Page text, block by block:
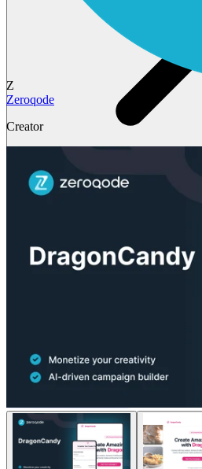
솔루션
Z
Zeroqode
Creator